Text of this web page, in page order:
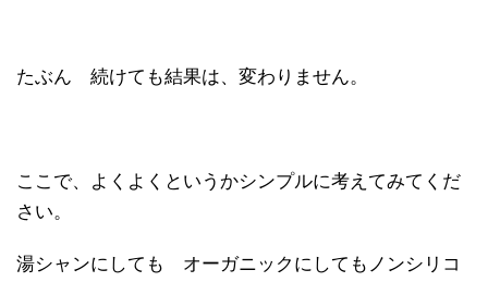
たぶん 続けても結果は、変わりません。
ここで、よくよくというかシンプルに考えてみてくだ
さい。
湯シャンにしても オーガニックにしてもノンシリコ